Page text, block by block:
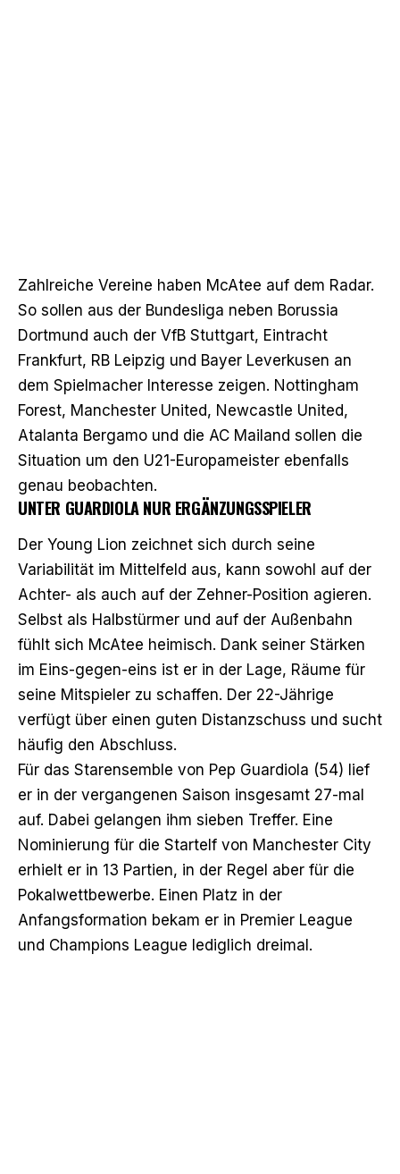
Zahlreiche Vereine haben McAtee auf dem Radar.
So sollen aus der Bundesliga neben Borussia
Dortmund auch der VfB Stuttgart, Eintracht
Frankfurt, RB Leipzig und Bayer Leverkusen an
dem Spielmacher Interesse zeigen. Nottingham
Forest, Manchester United, Newcastle United,
Atalanta Bergamo und die AC Mailand sollen die
Situation um den U21-Europameister ebenfalls
genau beobachten.
UNTER GUARDIOLA NUR ERGÄNZUNGSSPIELER
Der Young Lion zeichnet sich durch seine
Variabilität im Mittelfeld aus, kann sowohl auf der
Achter- als auch auf der Zehner-Position agieren.
Selbst als Halbstürmer und auf der Außenbahn
fühlt sich McAtee heimisch. Dank seiner Stärken
im Eins-gegen-eins ist er in der Lage, Räume für
seine Mitspieler zu schaffen. Der 22-Jährige
verfügt über einen guten Distanzschuss und sucht
häufig den Abschluss.
Für das Starensemble von Pep Guardiola (54) lief
er in der vergangenen Saison insgesamt 27-mal
auf. Dabei gelangen ihm sieben Treffer. Eine
Nominierung für die Startelf von Manchester City
erhielt er in 13 Partien, in der Regel aber für die
Pokalwettbewerbe. Einen Platz in der
Anfangsformation bekam er in Premier League
und Champions League lediglich dreimal.